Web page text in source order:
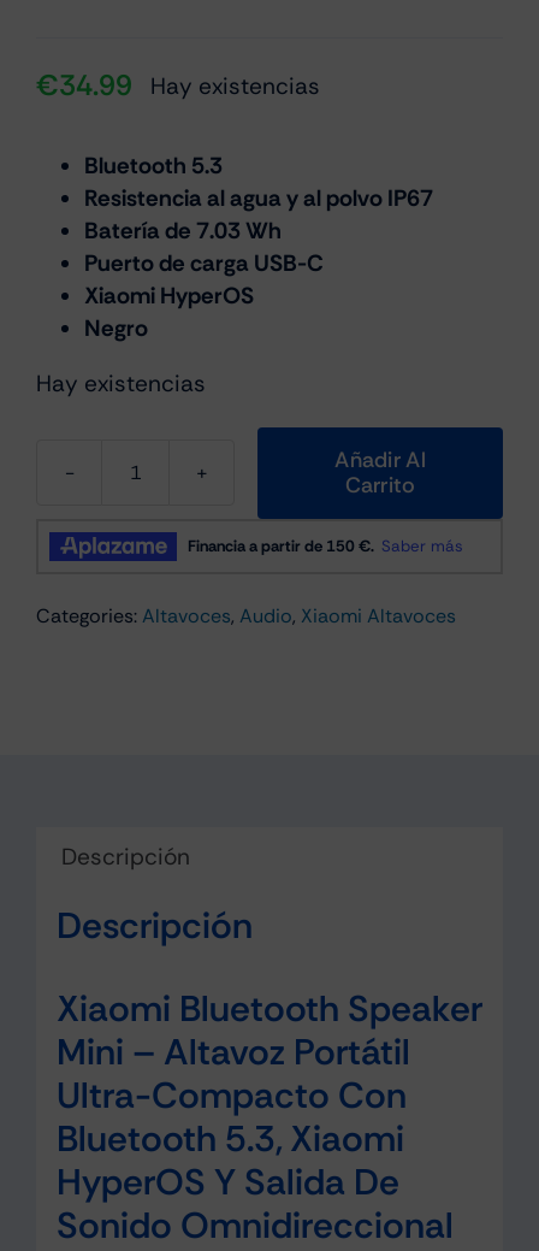
€34.99 Hay existencias
Bluetooth 5.3
Resistencia al agua y al polvo IP67
Batería de 7.03 Wh
Puerto de carga USB-C
Xiaomi HyperOS
Negro
Hay existencias
Xiaomi
Altavoz
Bluetooth
Añadir Al
Carrito
Categories:Altavoces, Audio, Xiaomi Altavoces
Descripción
Descripción
Xiaomi Bluetooth Speaker
Mini – Altavoz Portátil
Ultra-Compacto Con
Bluetooth 5.3, Xiaomi
HyperOS Y Salida De
Sonido Omnidireccional